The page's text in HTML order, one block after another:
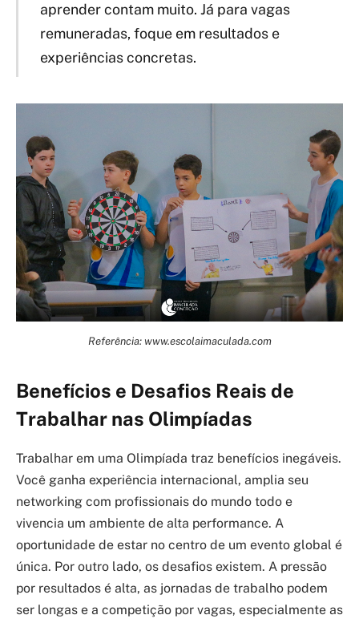
aprender contam muito. Já para vagas
remuneradas, foque em resultados e
experiências concretas.
Referência: www.escolaimaculada.com
Benefícios e Desafios Reais de
Trabalhar nas Olimpíadas
Trabalhar em uma Olimpíada traz benefícios inegáveis.
Você ganha experiência internacional, amplia seu
networking com profissionais do mundo todo e
vivencia um ambiente de alta performance. A
oportunidade de estar no centro de um evento global é
única. Por outro lado, os desafios existem. A pressão
por resultados é alta, as jornadas de trabalho podem
ser longas e a competição por vagas, especialmente as